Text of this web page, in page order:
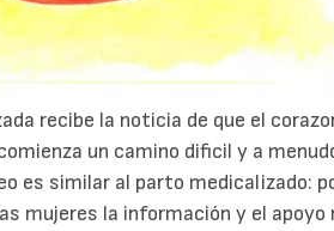
recibe la noticia de que el
un camino dificil y a
es similar al parto medicalizado:
mujeres la información y el